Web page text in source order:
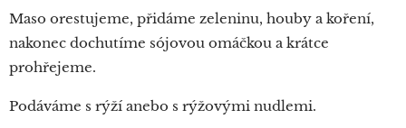
Maso orestujeme, přidáme zeleninu, houby a koření,
nakonec dochutíme sójovou omáčkou a krátce
prohřejeme.
Podáváme s rýží anebo s rýžovými nudlemi.